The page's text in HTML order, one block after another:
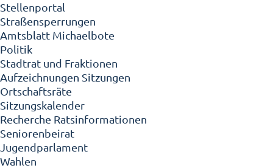
Stellenportal
Straßensperrungen
Amtsblatt Michaelbote
Politik
Stadtrat und Fraktionen
Aufzeichnungen Sitzungen
Ortschaftsräte
Sitzungskalender
Recherche Ratsinformationen
Seniorenbeirat
Jugendparlament
Wahlen